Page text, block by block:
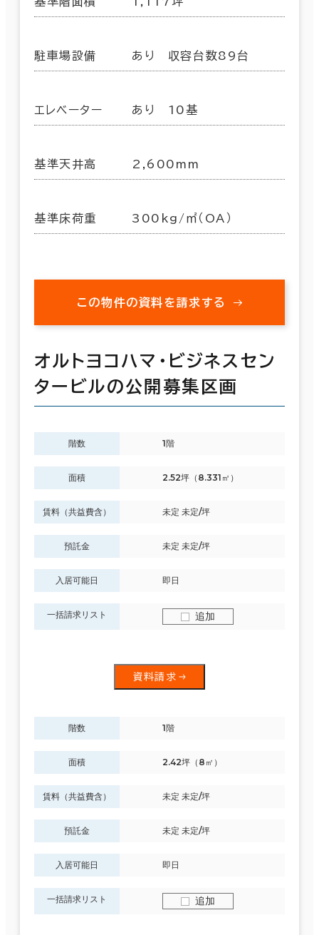
駐車場設備 あり 収容台数89台
エレベーター あり 10基
基準天井高 2,600mm
基準床荷重 300kg/㎡（OA）
この物件の資料を請求する
オルトヨコハマ・ビジネスセン
タービルの公開募集区画
階数 1階
面積 2.52坪（8.331㎡）
賃料（共益費含） 未定 未定/坪
預託金 未定 未定/坪
入居可能日 即日
一括請求リスト 追加
資料請求
階数 1階
面積 2.42坪（8㎡）
賃料（共益費含） 未定 未定/坪
預託金 未定 未定/坪
入居可能日 即日
一括請求リスト 追加